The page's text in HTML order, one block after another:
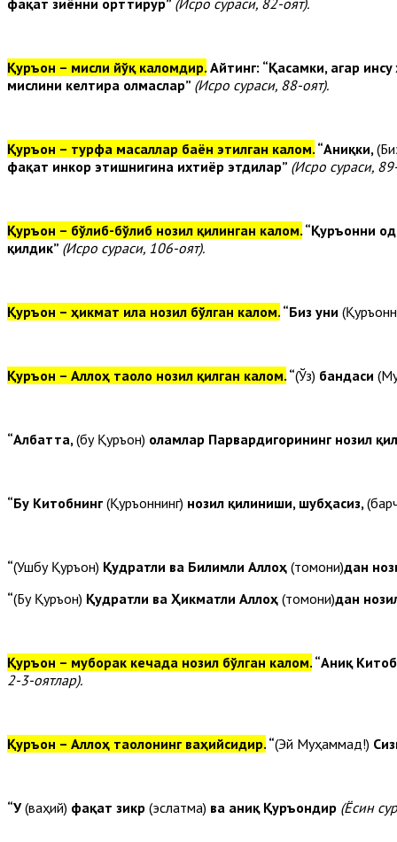
фақат зиённи орттирур” (Исро сураси, 82-оят).
Қуръон – мисли йўқ каломдир. Айтинг: “Қасамки, агар
мислини келтира олмаслар” (Исро сураси, 88-оят).
Қуръон – турфа масаллар баён этилган калом. “Аниқки,
фақат инкор этишнигина ихтиёр этдилар” (Исро сураси,
Қуръон – бўлиб-бўлиб нозил қилинган калом. “Қуръонни
қилдик” (Исро сураси, 106-оят).
Қуръон – ҳикмат ила нозил бўлган калом. “Биз уни
Қуръон – Аллоҳ таоло нозил қилган калом. “(Ўз) бандаси
“Албатта,(бу Қуръон) оламлар Парвардигорининг нозил
“Бу Китобнинг (Қуръоннинг) нозил қилиниши, шубҳасиз,
“(Ушбу Қуръон) Қудратли ва Билимли Аллоҳ (томони)дан
“(Бу Қуръон) Қудратли ва Ҳикматли Аллоҳ (томони)дан
Қуръон – муборак кечада нозил бўлган калом. “Аниқ
2-3-оятлар).
Қуръон – Аллоҳ таолонинг ваҳийсидир. “(Эй Муҳаммад!)
“У(ваҳий) фақат зикр (эслатма) ва аниқ Қуръондир (Ёсин